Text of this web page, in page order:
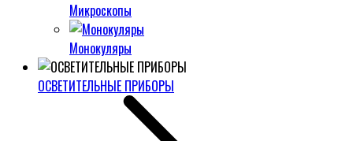
Микроскопы
Монокуляры
ОСВЕТИТЕЛЬНЫЕ ПРИБОРЫ